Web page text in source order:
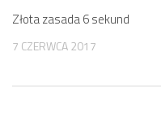
Złota zasada 6 sekund
7 CZERWCA 2017